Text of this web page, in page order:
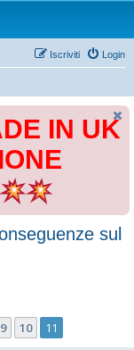
Login
Iscriviti
IN UK
sul
9 10 11